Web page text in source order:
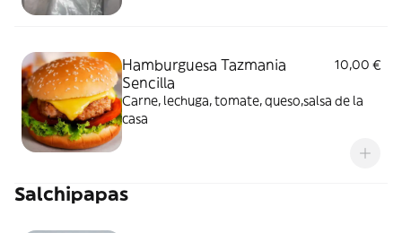
Hamburguesa Tazmania
Sencilla
10,00 €
Carne, lechuga, tomate, queso,salsa de la
casa
Salchipapas